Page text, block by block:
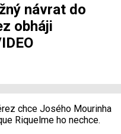
návrat do
obháji
chce Josého Mourinha
Riquelme ho nechce.